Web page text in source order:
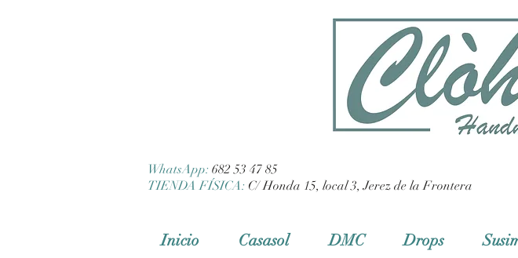
WhatsApp: 682 53 47 85
TIENDA FÍSICA: C/ Honda 15, local 3, Jerez de la Frontera
Inicio Casasol DMC Drops